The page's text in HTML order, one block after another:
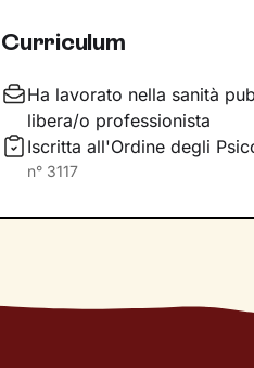
Considera i nostri incontri
completa libertà e riflettere su
diaccoglienza, ascolto e
racchiudi in te. Ti
risoluzione, grazie allo
Curriculum
Ha lavorato nella sanità
libera/o professionista
Iscritta all'Ordine degli
n° 3117